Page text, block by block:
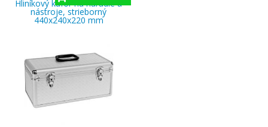
Hliníkový kufor na náradie a
nástroje, strieborný
440x240x220 mm